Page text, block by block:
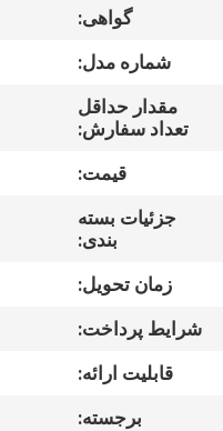
کارخانه
کیفیت
ما
تماس
گواهی:
شماره مدل:
مقدار حداقل
تعداد سفارش:
قیمت:
جزئیات بسته
بندی:
زمان تحویل:
شرایط پرداخت:
قابلیت ارائه:
برجسته: